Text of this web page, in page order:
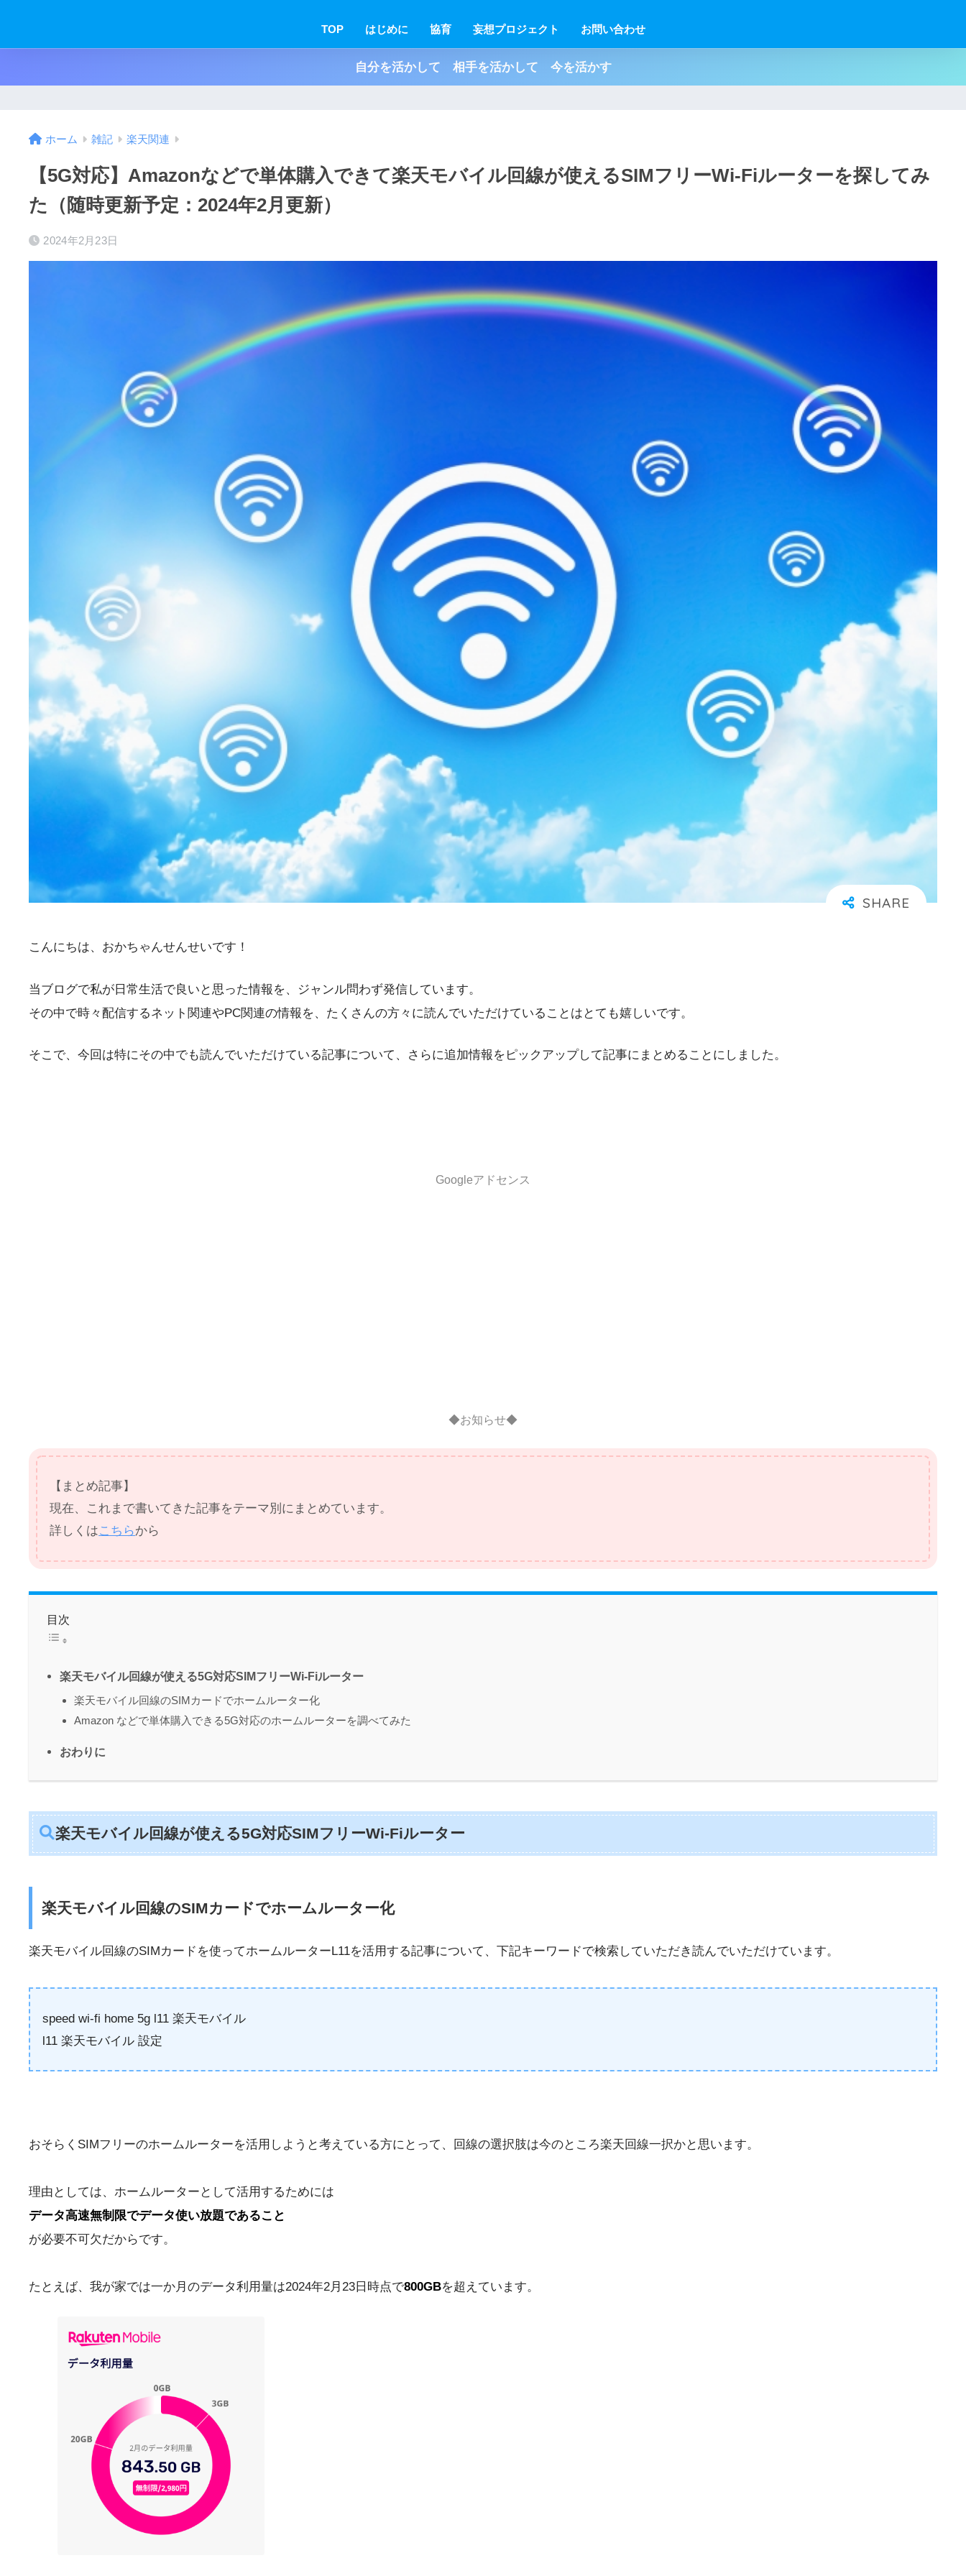
TOP はじめに 協育 妄想プロジェクト お問い合わせ
自分を活かして 相手を活かして 今を活かす
ホーム 雑記 楽天関連
【5G対応】Amazonなどで単体購入できて楽天モバイル回線が使えるSIMフリーWi-Fiルーターを探してみ
た（随時更新予定：2024年2月更新）
2024年2月23日
こんにちは、おかちゃんせんせいです！
当ブログで私が日常生活で良いと思った情報を、ジャンル問わず発信しています。
その中で時々配信するネット関連やPC関連の情報を、たくさんの方々に読んでいただけていることはとても嬉しいです。
そこで、今回は特にその中でも読んでいただけている記事について、さらに追加情報をピックアップして記事にまとめることにしました。
Googleアドセンス
◆お知らせ◆
【まとめ記事】
現在、これまで書いてきた記事をテーマ別にまとめています。
詳しくはこちらから
目次
楽天モバイル回線が使える5G対応SIMフリーWi-Fiルーター
楽天モバイル回線のSIMカードでホームルーター化
Amazon などで単体購入できる5G対応のホームルーターを調べてみた
おわりに
楽天モバイル回線が使える5G対応SIMフリーWi-Fiルーター
楽天モバイル回線のSIMカードでホームルーター化
楽天モバイル回線のSIMカードを使ってホームルーターL11を活用する記事について、下記キーワードで検索していただき読んでいただけています。
speed wi-fi home 5g l11 楽天モバイル
l11 楽天モバイル 設定
おそらくSIMフリーのホームルーターを活用しようと考えている方にとって、回線の選択肢は今のところ楽天回線一択かと思います。
理由としては、ホームルーターとして活用するためには
データ高速無制限でデータ使い放題であること
が必要不可欠だからです。
たとえば、我が家では一か月のデータ利用量は2024年2月23日時点で800GBを超えています。